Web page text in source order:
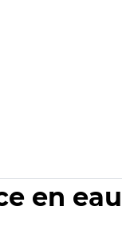
en eau